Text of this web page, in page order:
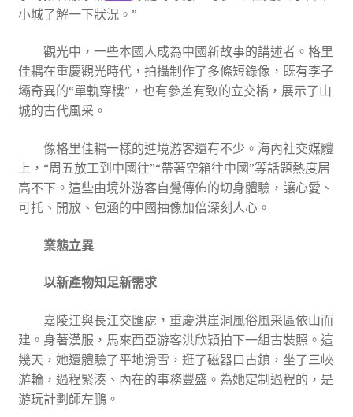
小城了解一下狀況。”
觀光中，一些本國人成為中國新故事的講述者。格里
佳耦在重慶觀光時代，拍攝制作了多條短錄像，既有李子
壩奇異的“單軌穿樓”，也有參差有致的立交橋，展示了山
城的古代風采。
像格里佳耦一樣的進境游客還有不少。海內社交媒體
上，“周五放工到中國往”“帶著空箱往中國”等話題熱度居
高不下。這些由境外游客自覺傳佈的切身體驗，讓心愛、
可托、開放、包涵的中國抽像加倍深刻人心。
業態立異
以新產物知足新需求
嘉陵江與長江交匯處，重慶洪崖洞風俗風采區依山而
建。身著漢服，馬來西亞游客洪欣穎拍下一組古裝照。這
幾天，她還體驗了平地滑雪，逛了磁器口古鎮，坐了三峽
游輪，過程緊湊、內在的事務豐盛。為她定制過程的，是
游玩計劃師左鵬。